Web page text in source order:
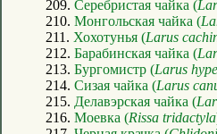
209. Серебристая чайка (
210. Монгольская чайка (
211. Хохотунья (Larus
212. Барабинская чайка (
213. Бургомистр (Larus
214. Сизая чайка (Larus
215. Делавэрская чайка (
216. Моевка (Rissa tridactyla